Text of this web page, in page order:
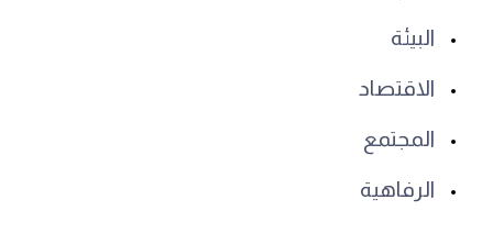
البيئة
الاقتصاد
المجتمع
الرفاهية